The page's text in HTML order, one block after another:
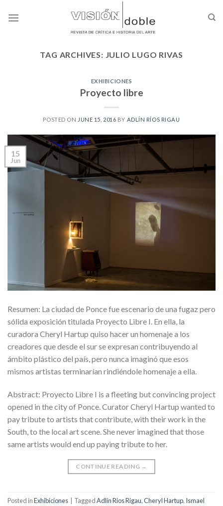
TAG ARCHIVES: JULIO LUGO RIVAS
EXHIBICIONES
Proyecto libre
POSTED ON JUNE 15, 2016 BY ADLÍN RÍOS RIGAU
15
Jun
Resumen: La ciudad de Ponce fue escenario de una fugaz pero
sólida exposición titulada Proyecto Libre I. En ella, la
curadora Cheryl Hartup quiso hacer un homenaje a los
creadores que desde el sur se expresan contribuyendo al
ámbito plástico del país, pero nunca imaginó que esos
mismos artistas terminarían rindiéndole homenaje a ella.
Abstract: Proyecto Libre I is a fleeting but convincing project
opened in the city of Ponce. Curator Cheryl Hartup wanted to
pay tribute to artists that contribute, with their work in the
South, to the local art scene. She never imagined that those
same artists would end up paying tribute to her.
CONTINUE READING →
Posted inExhibiciones TaggedAdlín Rios Rigau,Cheryl Hartup, Ismael